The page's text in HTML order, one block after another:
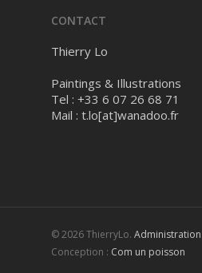
CONTACT
Thierry Lo
Paintings & Illustrations
Tel : +33 6 07 26 68 71
Mail : t.lo[at]wanadoo.fr
© 2026 ThierryLo. Administration
Conception : Com un poisson